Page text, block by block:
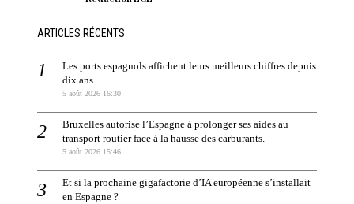
ARTICLES RÉCENTS
Les ports espagnols affichent leurs meilleurs chiffres depuis
dix ans.
5 août 2026 16:30
Bruxelles autorise l’Espagne à prolonger ses aides au
transport routier face à la hausse des carburants.
5 août 2026 15:46
Et si la prochaine gigafactorie d’IA européenne s’installait
en Espagne ?